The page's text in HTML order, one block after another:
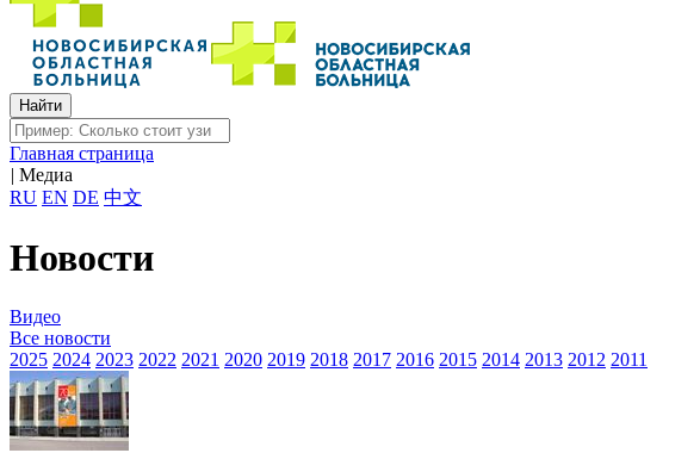
Главная страница
| Медиа
RU EN DE 中文
Новости
Видео
Все новости
2025 2024 2023 2022 2021 2020 2019 2018 2017 2016 2015 2014 2013 2012 2011